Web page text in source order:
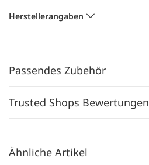
Herstellerangaben
Passendes Zubehör
Trusted Shops Bewertungen
Ähnliche Artikel